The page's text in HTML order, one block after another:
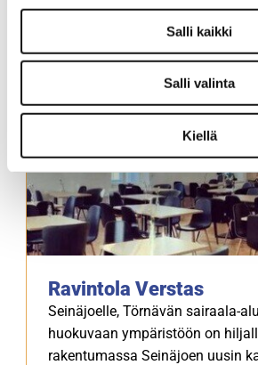
Salli kaikki
Salli valinta
Kiellä
Ravintola Verstas
Seinäjoelle, Törnävän sairaala-
huokuvaan ympäristöön on
rakentumassa Seinäjoen uusin